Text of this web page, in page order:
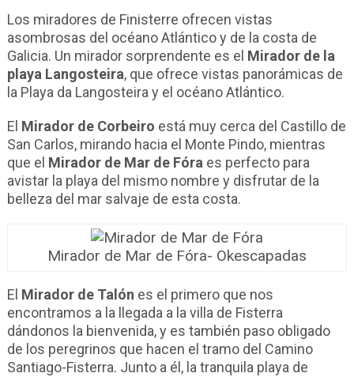
Los miradores de Finisterre ofrecen vistas
asombrosas del océano Atlántico y de la costa de
Galicia. Un mirador sorprendente es el Mirador de la
playa Langosteira, que ofrece vistas panorámicas de
la Playa da Langosteira y el océano Atlántico.
El Mirador de Corbeiro está muy cerca del Castillo de
San Carlos, mirando hacia el Monte Pindo, mientras
que el Mirador de Mar de Fóra es perfecto para
avistar la playa del mismo nombre y disfrutar de la
belleza del mar salvaje de esta costa.
Mirador de Mar de Fóra- Okescapadas
El Mirador de Talón es el primero que nos
encontramos a la llegada a la villa de Fisterra
dándonos la bienvenida, y es también paso obligado
de los peregrinos que hacen el tramo del Camino
Santiago-Fisterra. Junto a él, la tranquila playa de